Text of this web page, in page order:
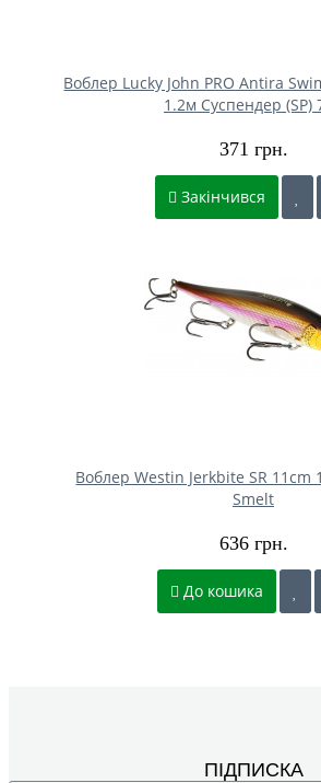
Воблер Lucky John PRO Antira
1.2м Cуспендер (SP)
371 грн.
Закінчився
Воблер Westin Jerkbite SR 11cm
Smelt
636 грн.
До кошика
ПІДПИСКА